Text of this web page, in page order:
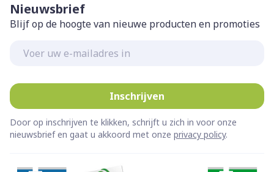
Nieuwsbrief
Blijf op de hoogte van nieuwe producten en promoties
Inschrijven
Door op inschrijven te klikken, schrijft u zich in voor onze
nieuwsbrief en gaat u akkoord met onze privacy policy.